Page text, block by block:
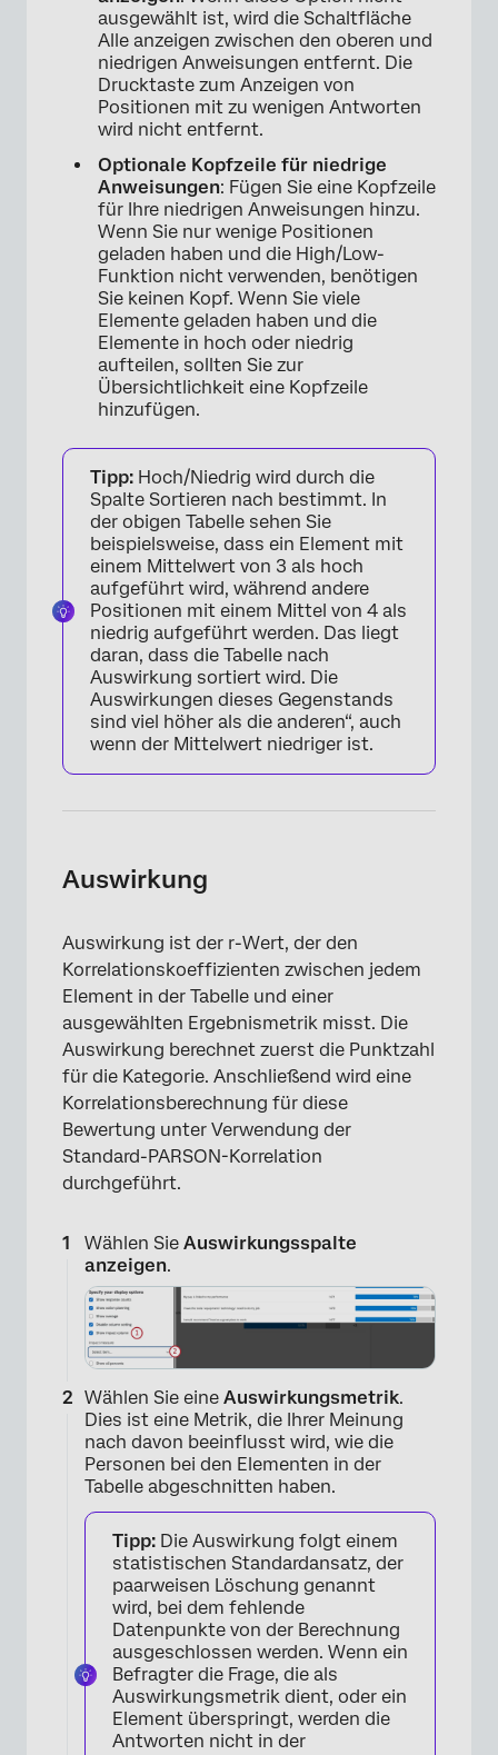
×
ausgewählt ist, wird die Schaltfläche
Alle anzeigen zwischen den oberen und
niedrigen Anweisungen entfernt. Die
Drucktaste zum Anzeigen von
Positionen mit zu wenigen Antworten
wird nicht entfernt.
Optionale Kopfzeile für niedrige
Anweisungen: Fügen Sie eine Kopfzeile
für Ihre niedrigen Anweisungen hinzu.
Wenn Sie nur wenige Positionen
geladen haben und die High/Low-
Funktion nicht verwenden, benötigen
Sie keinen Kopf. Wenn Sie viele
Elemente geladen haben und die
Elemente in hoch oder niedrig
aufteilen, sollten Sie zur
Übersichtlichkeit eine Kopfzeile
hinzufügen.
Tipp: Hoch/Niedrig wird durch die
Spalte Sortieren nach bestimmt. In
der obigen Tabelle sehen Sie
beispielsweise, dass ein Element mit
einem Mittelwert von 3 als hoch
aufgeführt wird, während andere
Positionen mit einem Mittel von 4 als
niedrig aufgeführt werden. Das liegt
daran, dass die Tabelle nach
Auswirkung sortiert wird. Die
Auswirkungen dieses Gegenstands
sind viel höher als die anderen“, auch
wenn der Mittelwert niedriger ist.
Auswirkung
Auswirkung ist der r-Wert, der den
Korrelationskoeffizienten zwischen jedem
Element in der Tabelle und einer
ausgewählten Ergebnismetrik misst. Die
Auswirkung berechnet zuerst die Punktzahl
für die Kategorie. Anschließend wird eine
Korrelationsberechnung für diese
Bewertung unter Verwendung der
Standard-PARSON-Korrelation
durchgeführt.
Wählen Sie Auswirkungsspalte
anzeigen.
Wählen Sie eine Auswirkungsmetrik.
Dies ist eine Metrik, die Ihrer Meinung
nach davon beeinflusst wird, wie die
Personen bei den Elementen in der
Tabelle abgeschnitten haben.
Tipp: Die Auswirkung folgt einem
statistischen Standardansatz, der
paarweisen Löschung genannt
wird, bei dem fehlende
Datenpunkte von der Berechnung
ausgeschlossen werden. Wenn ein
Befragter die Frage, die als
Auswirkungsmetrik dient, oder ein
Element überspringt, werden die
Antworten nicht in der